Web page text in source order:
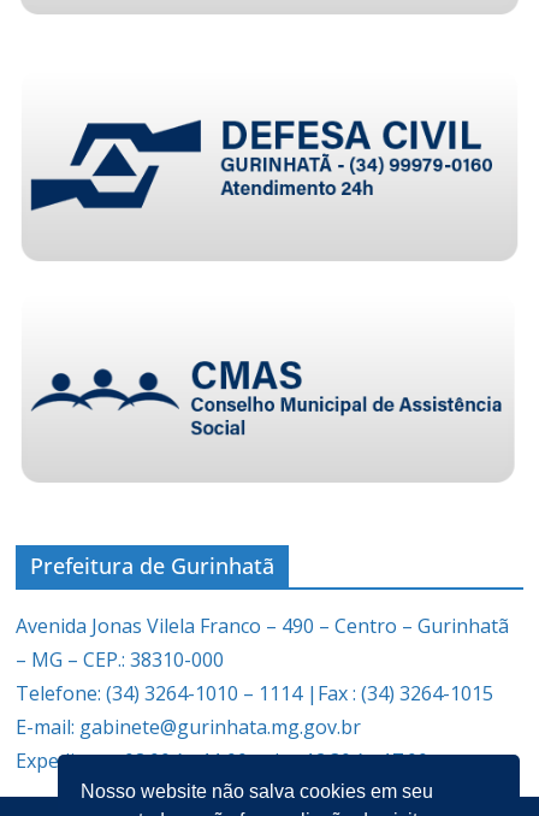
Prefeitura de Gurinhatã
Avenida Jonas Vilela Franco – 490 – Centro – Gurinhatã
– MG – CEP.: 38310-000
Telefone: (34) 3264-1010 – 1114 |Fax : (34) 3264-1015
E-mail: gabinete@gurinhata.mg.gov.br
Expediente: 08:00 às 11:00 e das 12:30 às 17:00
Nosso website não salva cookies em seu